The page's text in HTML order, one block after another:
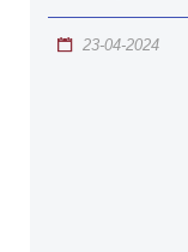
23-04-2024